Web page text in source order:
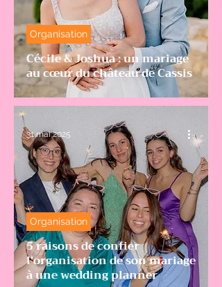
Cécile & Joshua : un mariage
au cœur du château de Cassis
Organisation
5 raisons de confier
l'organisation de son mariage
à une wedding planner
Organisation
31 mai 2025